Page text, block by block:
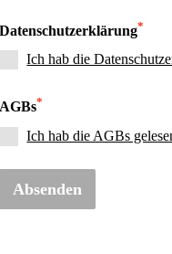
Datenschutzerklärung*
Ich hab die
AGBs*
Ich hab die AGBs
Absenden